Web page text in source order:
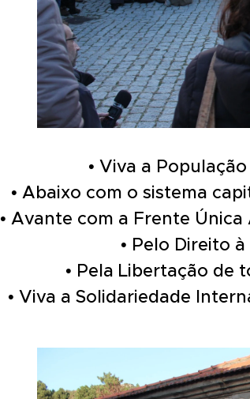
• Viva a
• Abaixo com o sistema
• Avante com a Frente
• Pelo Direito
• Pela Libertação de
• Viva a Solidariedade